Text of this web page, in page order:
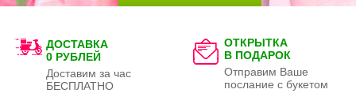
ДОСТАВКА
0 РУБЛЕЙ
Доставим за час
БЕСПЛАТНО
ОТКРЫТКА
В ПОДАРОК
Отправим Ваше
послание с букетом